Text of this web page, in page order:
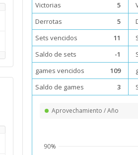
Victorias
5
Derrotas
5
Sets vencidos
11
Saldo de sets
-1
games vencidos
109
Saldo de games
3
Aprovechamiento / Año
90%